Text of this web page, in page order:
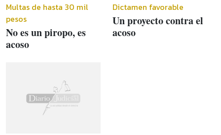
Multas de hasta 30 mil
pesos
No es un piropo, es
acoso
Dictamen favorable
Un proyecto contra el
acoso